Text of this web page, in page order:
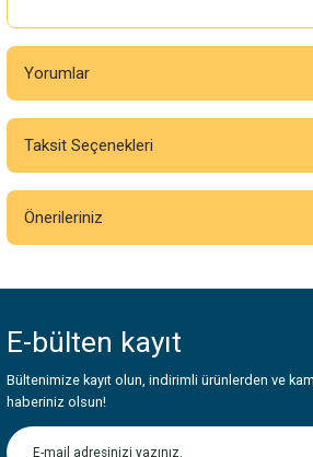
Yorumlar
Bu ürüne ilk yorumu siz
Taksit Seçenekleri
Önerileriniz
Görüş ve önerileriniz için teşekkür ederiz.
Ürün resmi kalitesiz, bozuk veya
Ürün açıklamasında eksik bilgiler
E-bülten kayıt
Bültenimize kayıt olun, indirimli ürünlerden ve
haberiniz olsun!